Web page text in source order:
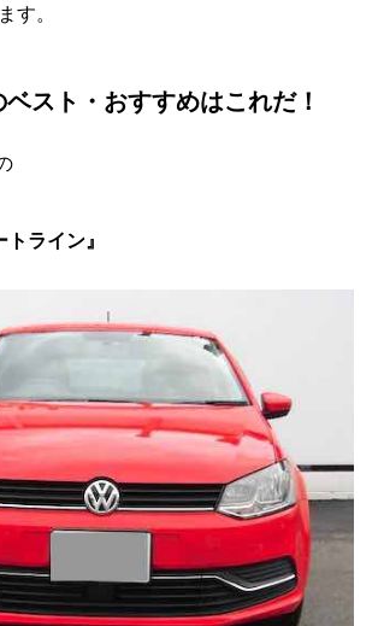
す。
スト・おすすめはこれだ！
トライン』